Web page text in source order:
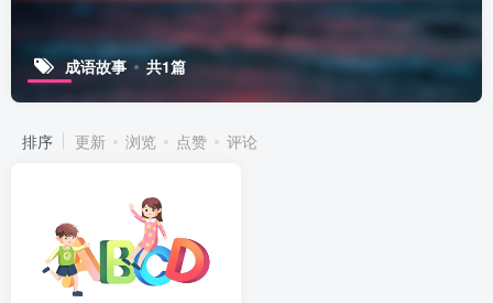
成语故事 共1篇
排序 更新 浏览 点赞 评论